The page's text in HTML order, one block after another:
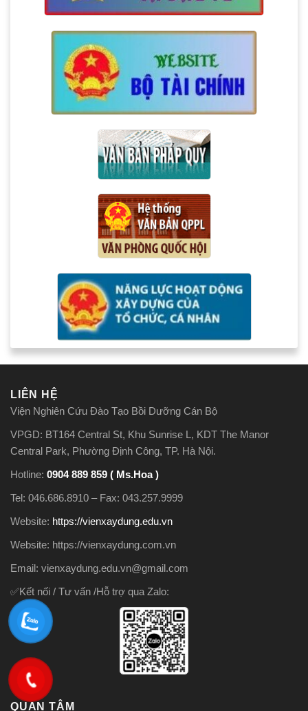
LIÊN HỆ
Viện Nghiên Cứu Đào Tạo Bồi Dưỡng Cán Bộ
VPGD: BT164 Central St, Khu Sunrise L, KDT The Manor
Central Park, Phường Định Công, TP. Hà Nội.
Hotline: 0904 889 859 ( Ms.Hoa )
Tel: 046.686.8910 – Fax: 043.257.9999
Website: https://vienxaydung.edu.vn
Website: https://vienxaydung.com.vn
Email: vienxaydung.edu.vn@gmail.com
✅Kết nối / Tư vấn /Hỗ trợ qua Zalo:
QUAN TÂM